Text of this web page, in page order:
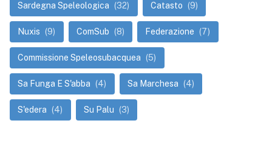
Sardegna Speleologica (32) Catasto (9)
Nuxis (9) ComSub (8) Federazione (7)
Commissione Speleosubacquea (5)
Sa Funga E S'abba (4) Sa Marchesa (4)
S'edera (4) Su Palu (3)